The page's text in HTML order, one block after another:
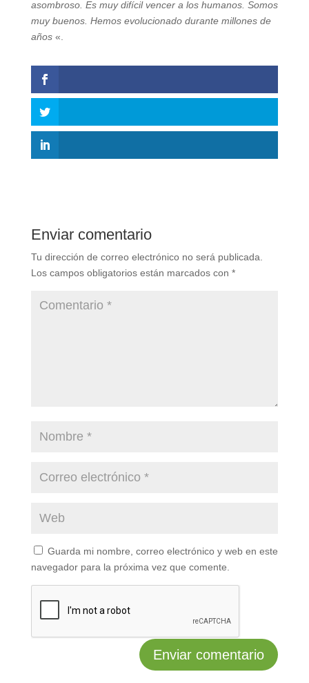
asombroso. Es muy difícil vencer a los humanos. Somos
muy buenos. Hemos evolucionado durante millones de
años«.
Enviar comentario
Tu dirección de correo electrónico no será publicada.
Los campos obligatorios están marcados con *
Guarda mi nombre, correo electrónico y web en este
navegador para la próxima vez que comente.